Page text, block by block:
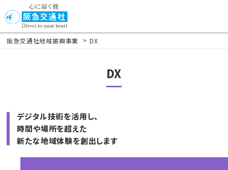
阪急交通社地域振興事業 > DX
DX
デジタル技術を活用し、
時間や場所を超えた
新たな地域体験を創出します